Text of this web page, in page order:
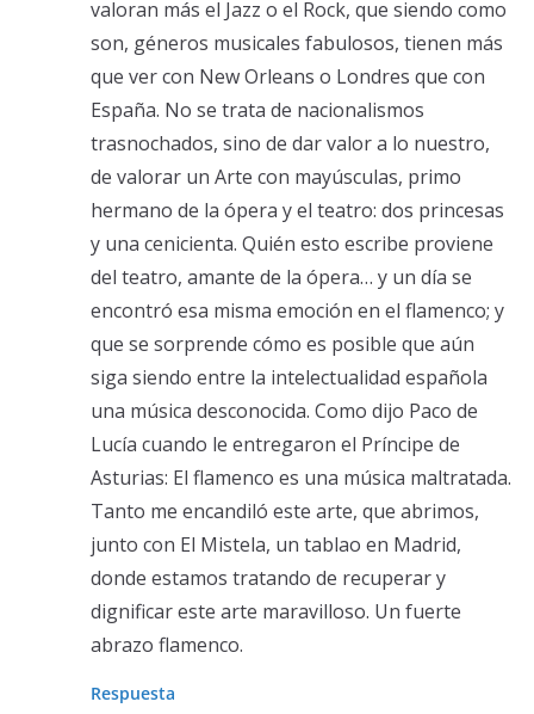
valoran más el Jazz o el Rock, que siendo como
son, géneros musicales fabulosos, tienen más
que ver con New Orleans o Londres que con
España. No se trata de nacionalismos
trasnochados, sino de dar valor a lo nuestro,
de valorar un Arte con mayúsculas, primo
hermano de la ópera y el teatro: dos princesas
y una cenicienta. Quién esto escribe proviene
del teatro, amante de la ópera… y un día se
encontró esa misma emoción en el flamenco; y
que se sorprende cómo es posible que aún
siga siendo entre la intelectualidad española
una música desconocida. Como dijo Paco de
Lucía cuando le entregaron el Príncipe de
Asturias: El flamenco es una música maltratada.
Tanto me encandiló este arte, que abrimos,
junto con El Mistela, un tablao en Madrid,
donde estamos tratando de recuperar y
dignificar este arte maravilloso. Un fuerte
abrazo flamenco.
Respuesta